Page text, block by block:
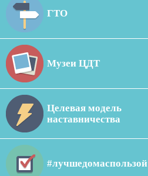
ГТО
Музеи ЦДТ
Целевая модель
наставничества
#лучшедомаспользой